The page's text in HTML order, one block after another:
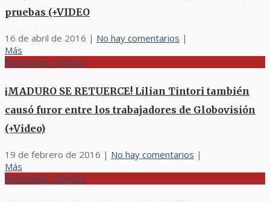
pruebas (+VIDEO
16 de abril de 2016 | No hay comentarios |
Más
Nacionales, Política
¡MADURO SE RETUERCE! Lilian Tintori también
causó furor entre los trabajadores de Globovisión
(+Video)
19 de febrero de 2016 | No hay comentarios |
Más
Nacionales, Opinión